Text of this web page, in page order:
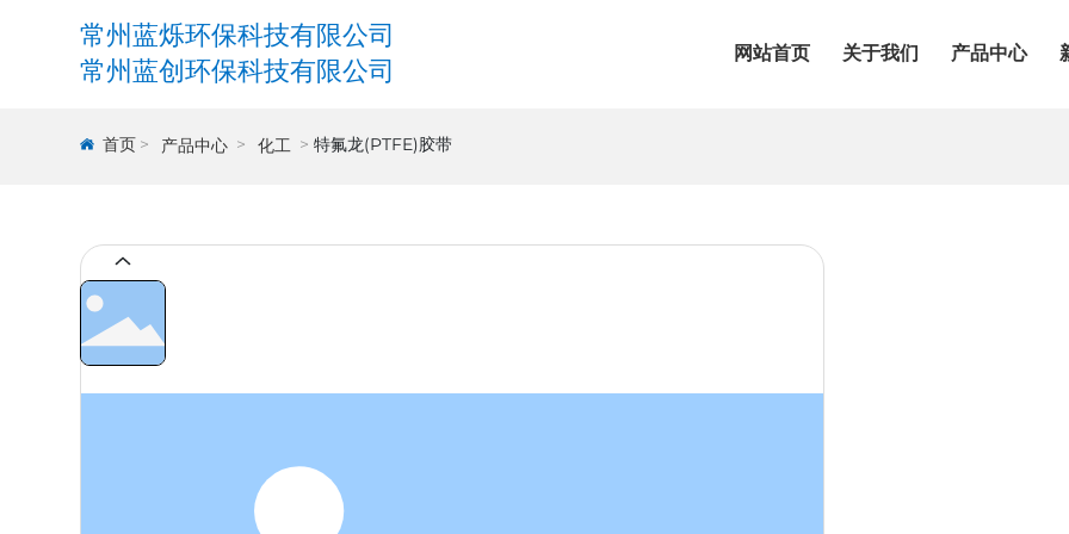
常州蓝烁环保科技有限公司
常州蓝创环保科技有限公司
网站首页 关于我们 产品中心
首页 产品中心 化工 特氟龙(PTFE)胶带